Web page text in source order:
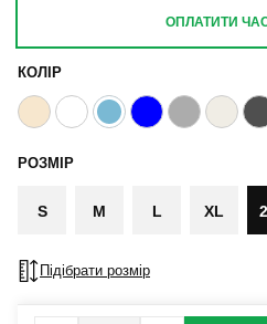
КОЛІР
РОЗМІР
S M L XL
Підібрати розмір
ОПЛАТИТИ